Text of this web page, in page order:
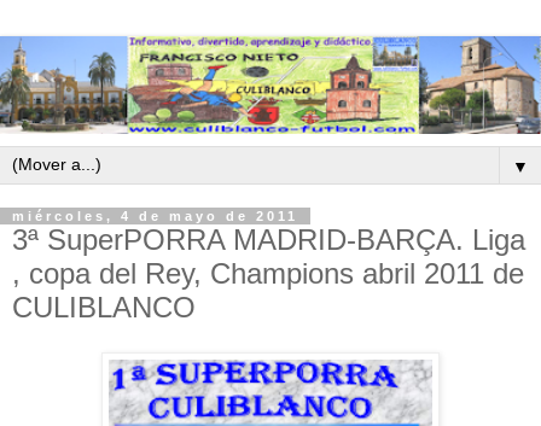
▼
miércoles, 4 de mayo de 2011
3ª SuperPORRA MADRID-BARÇA. Liga
, copa del Rey, Champions abril 2011 de
CULIBLANCO